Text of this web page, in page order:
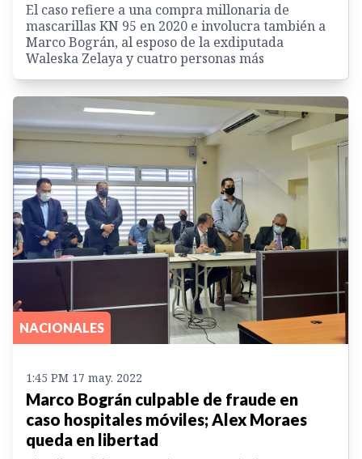
El caso refiere a una compra millonaria de
mascarillas KN 95 en 2020 e involucra también a
Marco Bográn, al esposo de la exdiputada
Waleska Zelaya y cuatro personas más
NACIONALES
1:45 PM 17 may. 2022
Marco Bográn culpable de fraude en
caso hospitales móviles; Alex Moraes
queda en libertad